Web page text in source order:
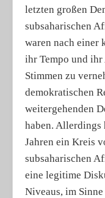
letzten großen
subsaharischen
waren nach einer
ihr Tempo und ihr
Stimmen zu
demokratischen
weitergehenden
haben. Allerdings
Jahren ein Kreis
subsaharischen
eine legitime
Niveaus, im